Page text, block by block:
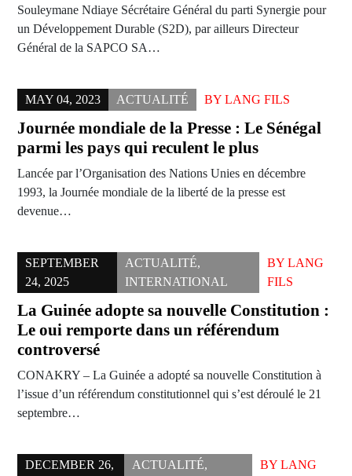
Souleymane Ndiaye Sécrétaire Général du parti Synergie pour
un Développement Durable (S2D), par ailleurs Directeur
Général de la SAPCO SA…
MAY 04, 2023 ACTUALITÉ BY LANG FILS
Journée mondiale de la Presse : Le Sénégal
parmi les pays qui reculent le plus
Lancée par l’Organisation des Nations Unies en décembre
1993, la Journée mondiale de la liberté de la presse est
devenue…
SEPTEMBER
24, 2025
ACTUALITÉ,
INTERNATIONAL
BYLANG
FILS
La Guinée adopte sa nouvelle Constitution :
Le oui remporte dans un référendum
controversé
CONAKRY – La Guinée a adopté sa nouvelle Constitution à
l’issue d’un référendum constitutionnel qui s’est déroulé le 21
septembre…
DECEMBER 26,
ACTUALITÉ,
BYLANG